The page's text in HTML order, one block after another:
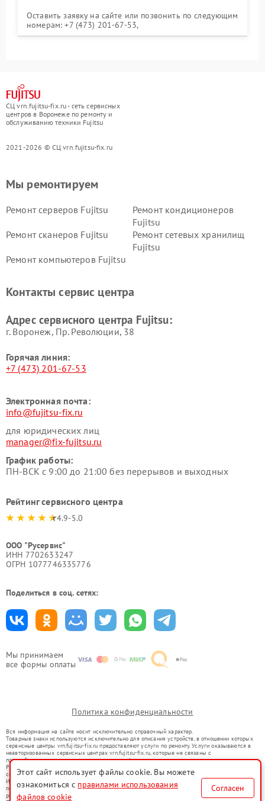
Оставить заявку на сайте или позвонить по следующим
номерам: +7 (473) 201-67-53,
СЦ vrn.fujitsu-fix.ru - сеть сервисных
центров в Воронеже по ремонту и
обслуживанию техники Fujitsu
2021-2026 © СЦ vrn.fujitsu-fix.ru
Мы принимаем
все формы оплаты
Мы ремонтируем
Ремонт серверов Fujitsu
Ремонт кондиционеров
Fujitsu
Ремонт сканеров Fujitsu
Ремонт сетевых хранилищ
Fujitsu
Ремонт компьютеров Fujitsu
Контакты сервис центра
Адрес сервисного центра Fujitsu:
г. Воронеж, Пр. Революции, 38
Горячая линия:
+7 (473) 201-67-53
Электронная почта:
info@fujitsu-fix.ru
для юридических лиц
manager@fix-fujitsu.ru
График работы:
ПН-ВСК с 9:00 до 21:00 без перерывов и выходных
Рейтинг сервисного центра
4.9-5.0
ООО "Русервис"
ИНН 7702633247
ОГРН 1077746335776
Поделиться в соц. сетях:
Политика конфиденциальности
Вся информация на сайте носит исключительно справочный характер.
Товарные знаки используются исключительно для описания устройств, в отношении которых
сервисные центры vrn.fujitsu-fix.ru предоставляют услуги по ремонту. Услуги оказываются в
неавторизованных сервисных центрах vrn.fujitsu-fix.ru, которые не связаны с
правообладателями товарных знаков или их официальными представителями.
Ремонт осуществляется для устройств, уже введенных в гражданский оборот в соответствии
со статьей 1487 ГК РФ.
Использование товарных знаков не преследует цели индивидуализации услуг или введения
потребителей в заблуждение, а служит для информирования о предоставляемых услугах по
ремонту техники указанных брендов.
Этот сайт использует файлы cookie. Вы можете
ознакомиться с правилами использования
файлов cookie
Согласен